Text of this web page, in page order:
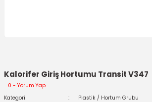
Kalorifer Giriş Hortumu Transit V347
0 - Yorum Yap
Kategori
Plastik / Hortum Grubu